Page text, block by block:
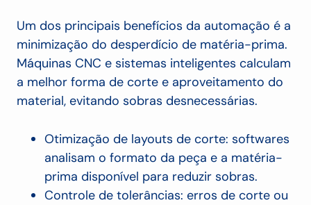
Um dos principais benefícios da automação é a
minimização do desperdício de matéria-prima.
Máquinas CNC e sistemas inteligentes calculam
a melhor forma de corte e aproveitamento do
material, evitando sobras desnecessárias.
Otimização de layouts de corte: softwares
analisam o formato da peça e a matéria-
prima disponível para reduzir sobras.
Controle de tolerâncias: erros de corte ou